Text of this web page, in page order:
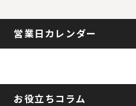
営業日カレンダー
お役立ちコラム